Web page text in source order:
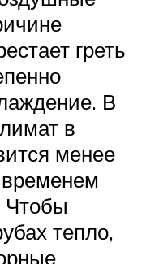
греть
В
в
менее
Чтобы
тепло,